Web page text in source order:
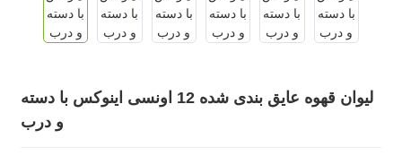
لیوان قهوه عایق بندی شده 12 اونسی اینوکس با دسته
و درب